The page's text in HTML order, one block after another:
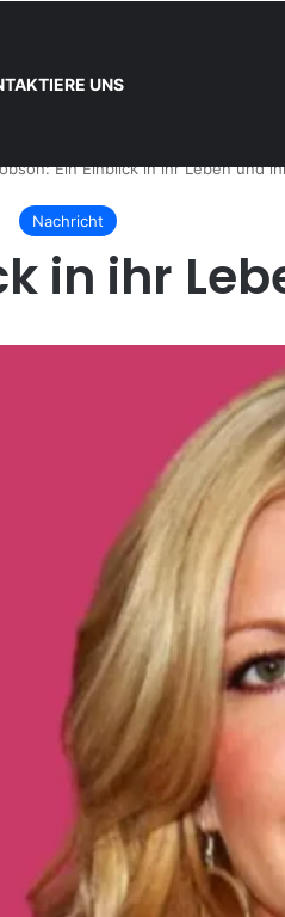
UNS
Ein Einblick in ihr Leben und
Nachricht
in ihr